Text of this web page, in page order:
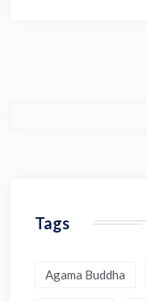
Tags
Agama Buddha